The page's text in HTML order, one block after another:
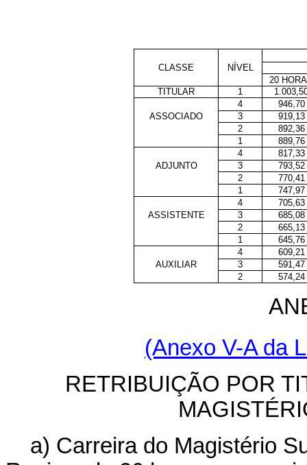
CLASSE
NÍVEL
20
TITULAR
1
4
946,70
ASSOCIADO
3
919,13
2
892,36
1
889,76
4
817,33
ADJUNTO
3
793,52
2
770,41
1
747,97
4
705,63
ASSISTENTE
3
685,08
2
665,13
1
645,76
4
609,21
AUXILIAR
3
591,47
2
574,24
(Anexo V-A da
RETRIBUIÇÃO POR
a) Carreira do Magistério